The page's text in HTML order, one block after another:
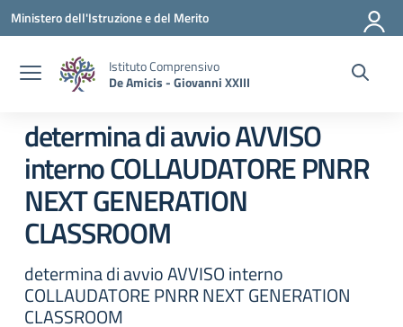
Vai ai contenuti
Vai al menu di navigazione
Vai al footer
Ministero dell'Istruzione e del Merito
Istituto Comprensivo
De Amicis - Giovanni XXIII
determina di avvio AVVISO
interno COLLAUDATORE PNRR
NEXT GENERATION
CLASSROOM
determina di avvio AVVISO interno
COLLAUDATORE PNRR NEXT GENERATION
CLASSROOM